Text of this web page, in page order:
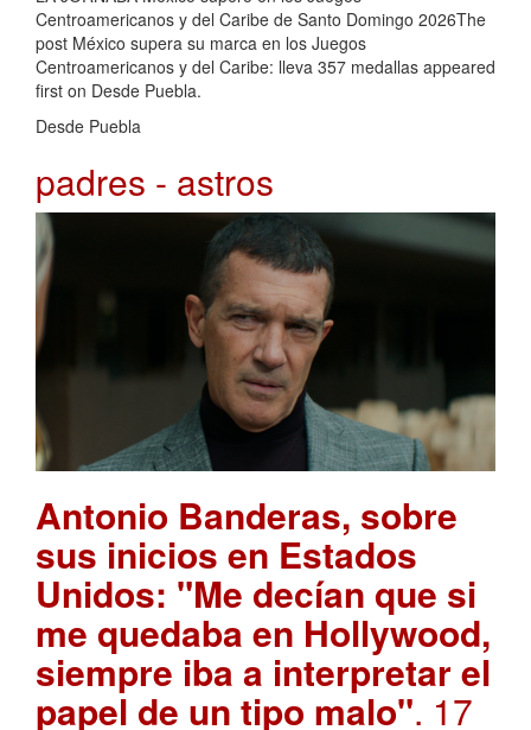
Centroamericanos y del Caribe de Santo Domingo 2026The
post México supera su marca en los Juegos
Centroamericanos y del Caribe: lleva 357 medallas appeared
first on Desde Puebla.
Desde Puebla
padres - astros
Antonio Banderas, sobre
sus inicios en Estados
Unidos: "Me decían que si
me quedaba en Hollywood,
siempre iba a interpretar el
papel de un tipo malo". 17